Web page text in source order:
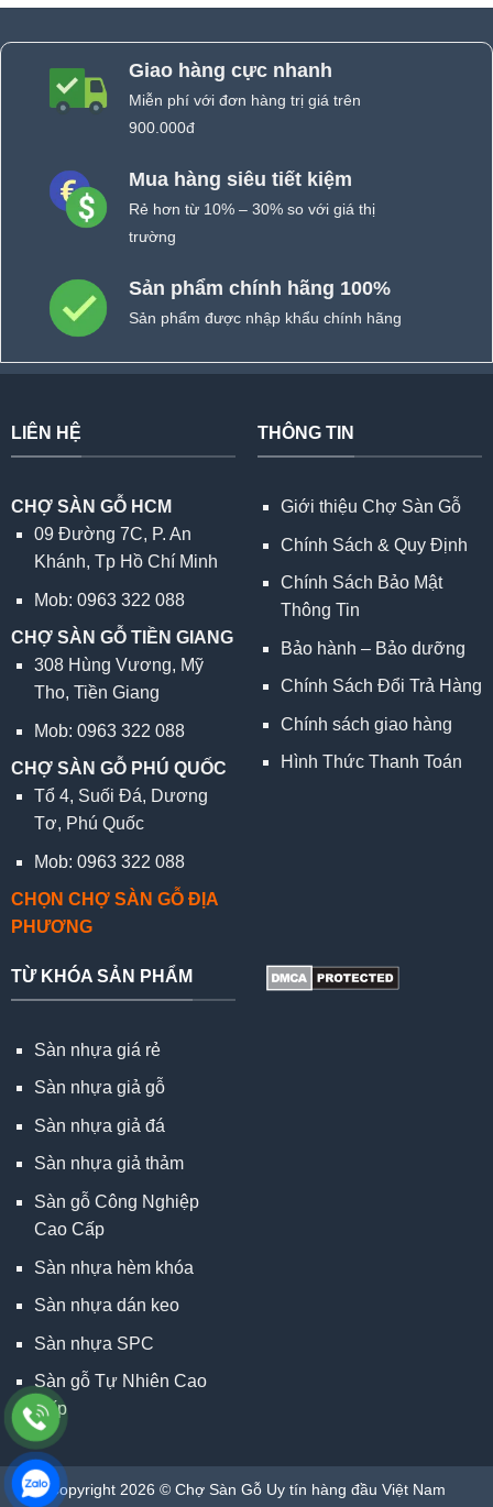
Giao hàng cực nhanh
Miễn phí với đơn hàng trị giá trên
900.000đ
Mua hàng siêu tiết kiệm
Rẻ hơn từ 10% – 30% so với giá thị
trường
Sản phẩm chính hãng 100%
Sản phẩm được nhập khẩu chính hãng
LIÊN HỆ
CHỢ SÀN GỖ HCM
09 Đường 7C, P. An
Khánh, Tp Hồ Chí Minh
Mob: 0963 322 088
CHỢ SÀN GỖ TIỀN GIANG
308 Hùng Vương, Mỹ
Tho, Tiền Giang
Mob: 0963 322 088
CHỢ SÀN GỖ PHÚ QUỐC
Tổ 4, Suối Đá, Dương
Tơ, Phú Quốc
Mob: 0963 322 088
CHỌN CHỢ SÀN GỖ ĐỊA
PHƯƠNG
THÔNG TIN
Giới thiệu Chợ Sàn Gỗ
Chính Sách & Quy Định
Chính Sách Bảo Mật
Thông Tin
Bảo hành – Bảo dưỡng
Chính Sách Đổi Trả Hàng
Chính sách giao hàng
Hình Thức Thanh Toán
TỪ KHÓA SẢN PHẨM
Sàn nhựa giá rẻ
Sàn nhựa giả gỗ
Sàn nhựa giả đá
Sàn nhựa giả thảm
Sàn gỗ Công Nghiệp
Cao Cấp
Sàn nhựa hèm khóa
Sàn nhựa dán keo
Sàn nhựa SPC
Sàn gỗ Tự Nhiên Cao
Cấp
Copyright 2026 © Chợ Sàn Gỗ Uy tín hàng đầu Việt Nam